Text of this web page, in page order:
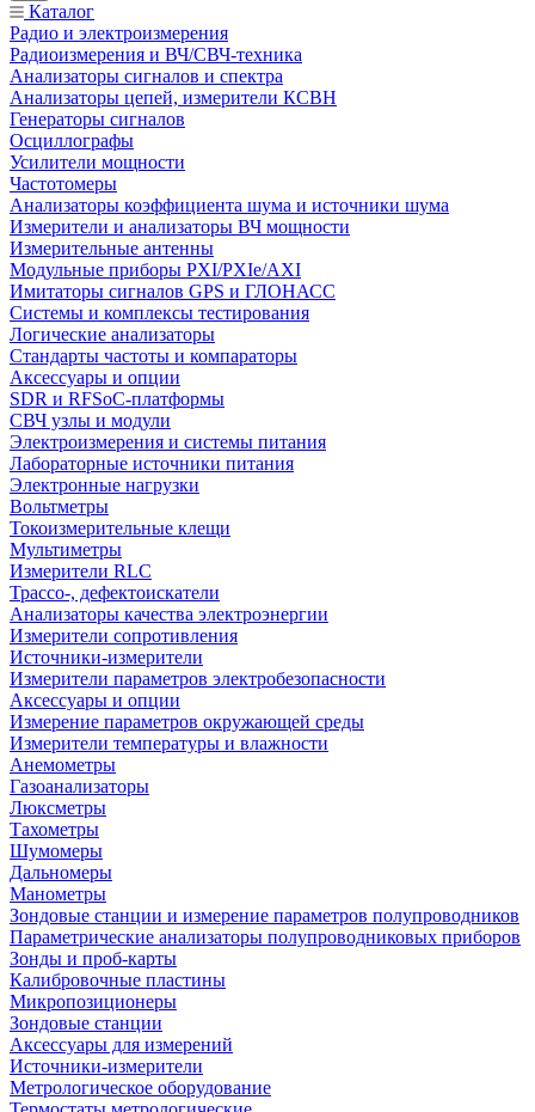
Каталог
Радио и электроизмерения
Радиоизмерения и ВЧ/СВЧ-техника
Анализаторы сигналов и спектра
Анализаторы цепей, измерители КСВН
Генераторы сигналов
Осциллографы
Усилители мощности
Частотомеры
Анализаторы коэффициента шума и источники шума
Измерители и анализаторы ВЧ мощности
Измерительные антенны
Модульные приборы PXI/PXIe/AXI
Имитаторы сигналов GPS и ГЛОНАСС
Системы и комплексы тестирования
Логические анализаторы
Стандарты частоты и компараторы
Аксессуары и опции
SDR и RFSoC‑платформы
СВЧ узлы и модули
Электроизмерения и системы питания
Лабораторные источники питания
Электронные нагрузки
Вольтметры
Токоизмерительные клещи
Мультиметры
Измерители RLC
Трассо-, дефектоискатели
Анализаторы качества электроэнергии
Измерители сопротивления
Источники-измерители
Измерители параметров электробезопасности
Аксессуары и опции
Измерение параметров окружающей среды
Измерители температуры и влажности
Анемометры
Газоанализаторы
Люксметры
Тахометры
Шумомеры
Дальномеры
Манометры
Зондовые станции и измерение параметров полупроводников
Параметрические анализаторы полупроводниковых приборов
Зонды и проб-карты
Калибровочные пластины
Микропозиционеры
Зондовые станции
Аксессуары для измерений
Источники-измерители
Метрологическое оборудование